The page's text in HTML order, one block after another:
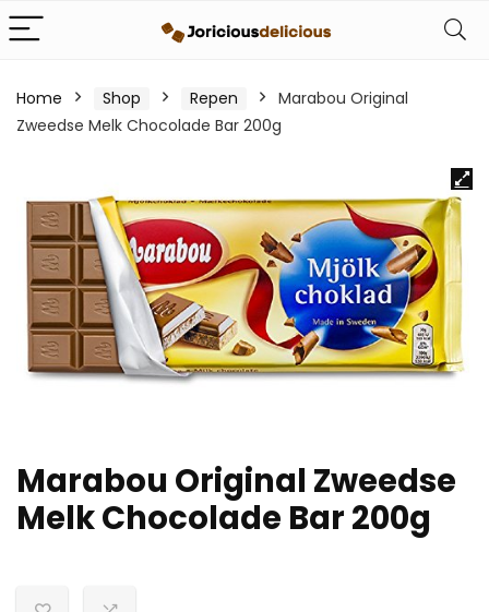
Home Shop Repen
Marabou Original
Zweedse Melk Chocolade Bar 200g
Marabou Original Zweedse
Melk Chocolade Bar 200g